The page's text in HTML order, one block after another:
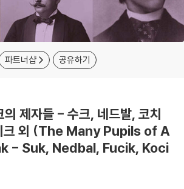
파트너샵 공유하기
의 제자들 - 수크, 네드발, 코치
크 외 (The Many Pupils of A
- Suk, Nedbal, Fucik, Koci